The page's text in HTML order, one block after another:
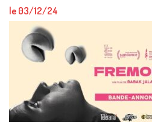
le 03/12/24